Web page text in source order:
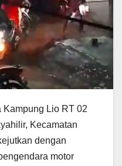
Kampung Lio RT 02
Kecamatan
dengan
motor